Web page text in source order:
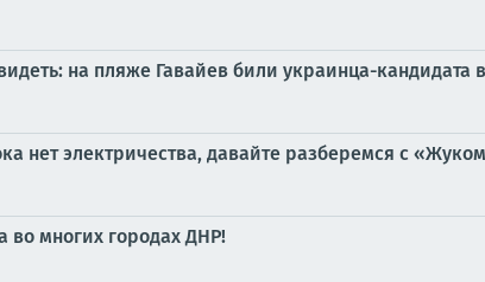
на пляже Гавайев били украинца-кандидата
нет электричества, давайте разберемся с
во многих городах ДНР!